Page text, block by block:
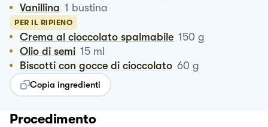
Vanillina 1 bustina
PER IL RIPIENO
Crema al cioccolato spalmabile 150 g
Olio di semi 15 ml
Biscotti con gocce di cioccolato 60 g
Copia ingredienti
Procedimento